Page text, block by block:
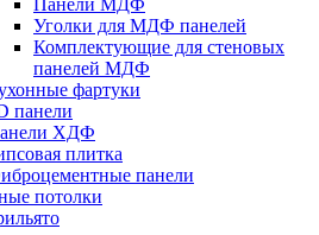
Панели МДФ
Уголки для МДФ панелей
Комплектующие для стеновых
панелей МДФ
фартуки
панели
ХДФ
плитка
панели
потолки